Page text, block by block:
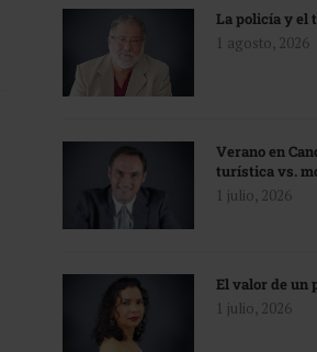
La policía y el
1 agosto, 2026
Verano en
turística vs.
1 julio, 2026
El valor de un
1 julio, 2026